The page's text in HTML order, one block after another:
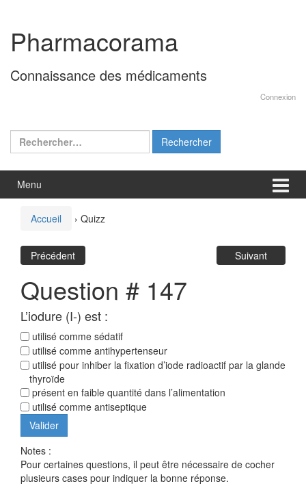
contenu
menu
principal
Pharmacorama
Connaissance des médicaments
Connexion
Rechercher :
Menu
Accueil › Quizz
Précédent Suivant
Question # 147
L’iodure (I-) est :
utilisé comme sédatif
utilisé comme antihypertenseur
utilisé pour inhiber la fixation d’iode radioactif par la glande
thyroïde
présent en faible quantité dans l’alimentation
utilisé comme antiseptique
Notes :
Pour certaines questions, il peut être nécessaire de cocher
plusieurs cases pour indiquer la bonne réponse.